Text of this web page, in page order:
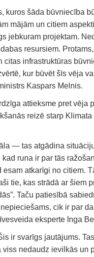
kuros šāda būvniecība
mājām un citiem
jebkuram projektam.
resursiem.
infrastruktūras
kur būvēt šīs vēja
Kaspars Melnis.
attieksme pret vēja
reizē starp
— tas atgādina
runa ir par tās
atkarīgi no citiem.
tie, kas strādā ar šiem
Taču patiesībā
cik ir par
eksperte Inga
ir svarīgs jautājums.
nedaudz ievilkās un